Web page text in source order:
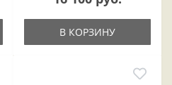
В КОРЗИНУ